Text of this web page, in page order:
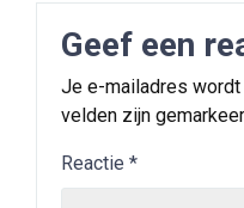
Geef een
Je e-mailadres
velden zijn
Reactie *